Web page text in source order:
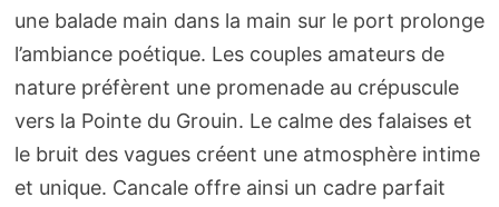
une balade main dans la main sur le port prolonge
l’ambiance poétique. Les couples amateurs de
nature préfèrent une promenade au crépuscule
vers la Pointe du Grouin. Le calme des falaises et
le bruit des vagues créent une atmosphère intime
et unique. Cancale offre ainsi un cadre parfait